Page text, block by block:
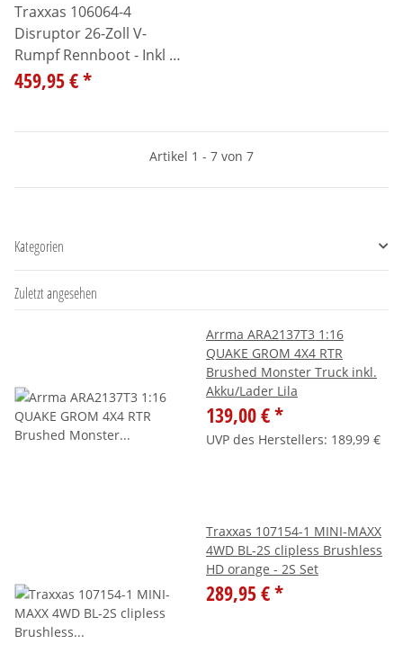
Traxxas 106064-4
Disruptor 26-Zoll V-
Rumpf Rennboot - Inkl 4S
LiPo Akku - pink
459,95 €*
Artikel 1 - 7 von 7
Kategorien
Zuletzt angesehen
Arrma ARA2137T3 1:16
QUAKE GROM 4X4 RTR
Brushed Monster Truck inkl.
Akku/Lader Lila
139,00 €*
UVP des Herstellers: 189,99 €
Traxxas 107154-1 MINI-MAXX
4WD BL-2S clipless Brushless
HD orange - 2S Set
289,95 €*